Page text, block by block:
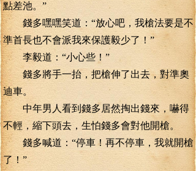
點差池。”
錢多嘿嘿笑道：“放心吧，我槍法要是不
準首長也不會派我來保護毅少了！”
李毅道：“小心些！”
錢多將手一抬，把槍伸了出去，對準奧
迪車。
中年男人看到錢多居然掏出錢來，嚇得
不輕，縮下頭去，生怕錢多會對他開槍。
錢多喊道：“停車！再不停車，我就開槍
了！”